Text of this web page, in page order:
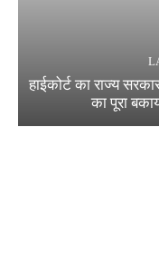
हाईकोर्ट का राज्य
का पूरा